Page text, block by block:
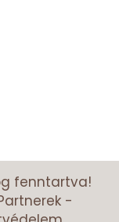
fenntartva!
-